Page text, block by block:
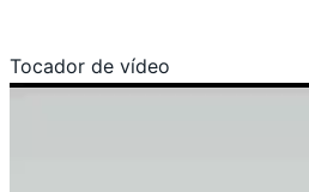
Tocador de vídeo